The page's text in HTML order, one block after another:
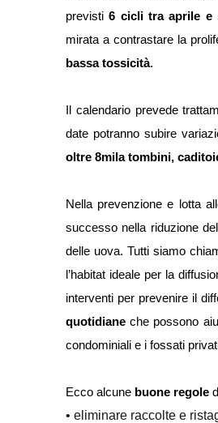
previsti 6 cicli tra aprile e
mirata a contrastare la
bassa tossicità.
Il calendario prevede
oltre 8mila tombini,
Nella prevenzione e lotta
successo nella riduzione
delle uova. Tutti siamo
l’habitat ideale per la
interventi per prevenire il
quotidiane che possono
condominiali e i fossati
Ecco alcune buone regole
• eliminare raccolte e